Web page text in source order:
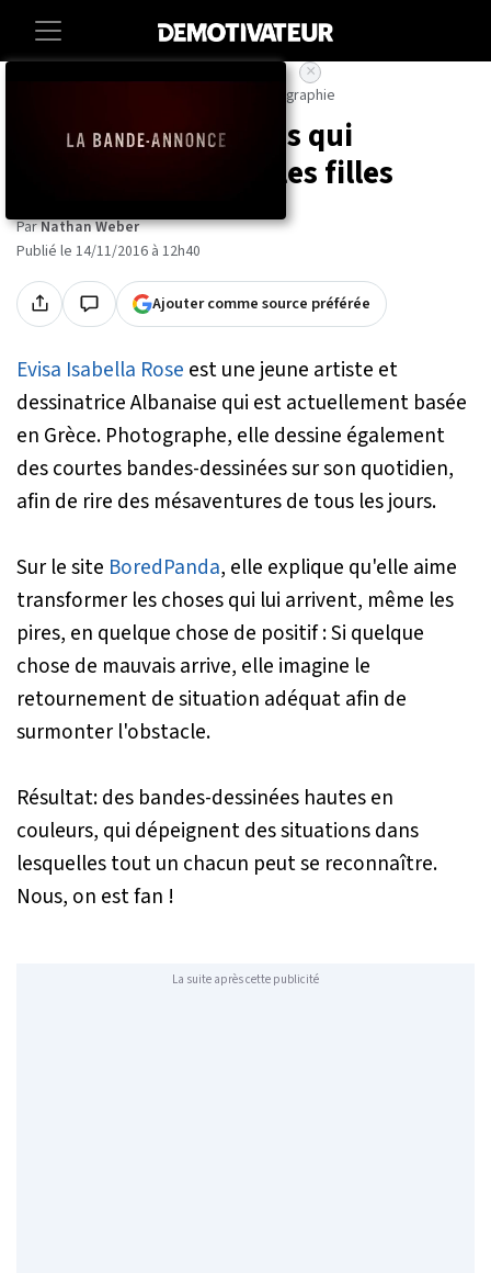
Art-photographie
9 dessins très drôles qui
parleront à toutes les filles
ParNathan Weber
Publié le 14/11/2016 à 12h40
Ajouter comme source préférée
Evisa Isabella Rose est une jeune artiste et
dessinatrice Albanaise qui est actuellement basée
en Grèce. Photographe, elle dessine également
des courtes bandes-dessinées sur son quotidien,
afin de rire des mésaventures de tous les jours.
Sur le site BoredPanda, elle explique qu'elle aime
transformer les choses qui lui arrivent, même les
pires, en quelque chose de positif : Si quelque
chose de mauvais arrive, elle imagine le
retournement de situation adéquat afin de
surmonter l'obstacle.
Résultat: des bandes-dessinées hautes en
couleurs, qui dépeignent des situations dans
lesquelles tout un chacun peut se reconnaître.
Nous, on est fan !
La suite après cette publicité
×